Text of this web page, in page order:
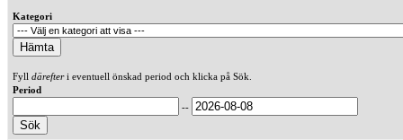
Kategori
Fyll därefteri eventuell önskad period och klicka på Sök.
Period
--